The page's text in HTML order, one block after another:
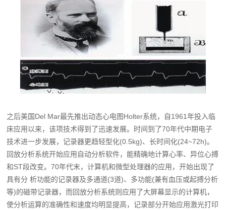
之后美国Del Mar最先推出动态心电图Holter系统，自1961年投入临
床应用以来，该项技术得到了迅速发展。时间到了70年代中期电子
技术进一步发展，记录器更趋轻型化(0.5kg)、长时间化(24~72h)。
回放分析系统开始应用自动分析软件，能精确地计算心率、异位心搏
和ST段改变。70年代末，计算机和微型处理器的应用，开始出现了
具有分 析功能的记录器及多通道(3道)、多功能(兼有血压或起搏分析
等)的磁带记录器，而回放分析系统则应用了大屏幕显示的计算机，
使分析运算的准确性和速度均明显提高，记录部分开始应用激光打印